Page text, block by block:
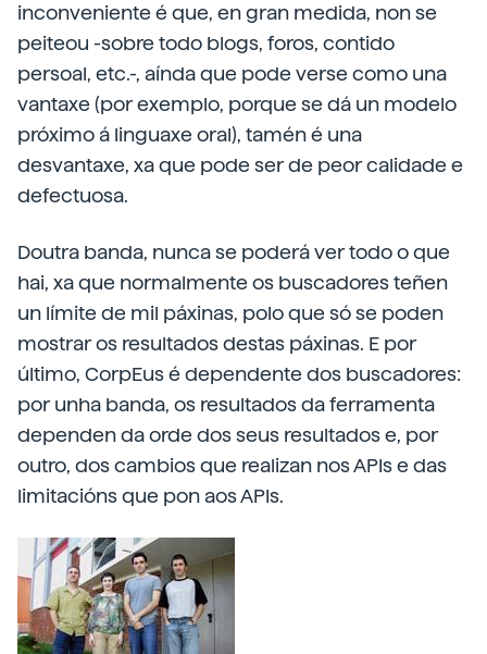
inconveniente é que, en gran medida, non se
peiteou -sobre todo blogs, foros, contido
persoal, etc.-, aínda que pode verse como una
vantaxe (por exemplo, porque se dá un modelo
próximo á linguaxe oral), tamén é una
desvantaxe, xa que pode ser de peor calidade e
defectuosa.
Doutra banda, nunca se poderá ver todo o que
hai, xa que normalmente os buscadores teñen
un límite de mil páxinas, polo que só se poden
mostrar os resultados destas páxinas. E por
último, CorpEus é dependente dos buscadores:
por unha banda, os resultados da ferramenta
dependen da orde dos seus resultados e, por
outro, dos cambios que realizan nos APIs e das
limitacións que pon aos APIs.